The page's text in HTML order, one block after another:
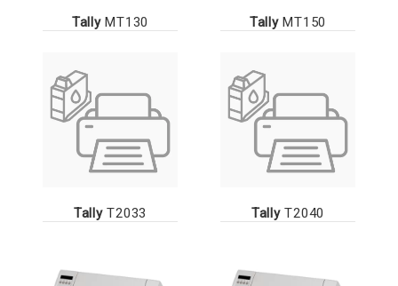
TallyMT130 TallyMT150
TallyT2033 TallyT2040